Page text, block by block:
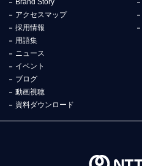
Brand Story
アクセスマップ
採用情報
用語集
ニュース
イベント
ブログ
動画視聴
資料ダウンロード